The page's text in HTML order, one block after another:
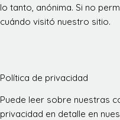
lo tanto, anónima. Si no
cuándo visitó nuestro sitio.
Política de privacidad
Puede leer sobre nuestras
privacidad en detalle en